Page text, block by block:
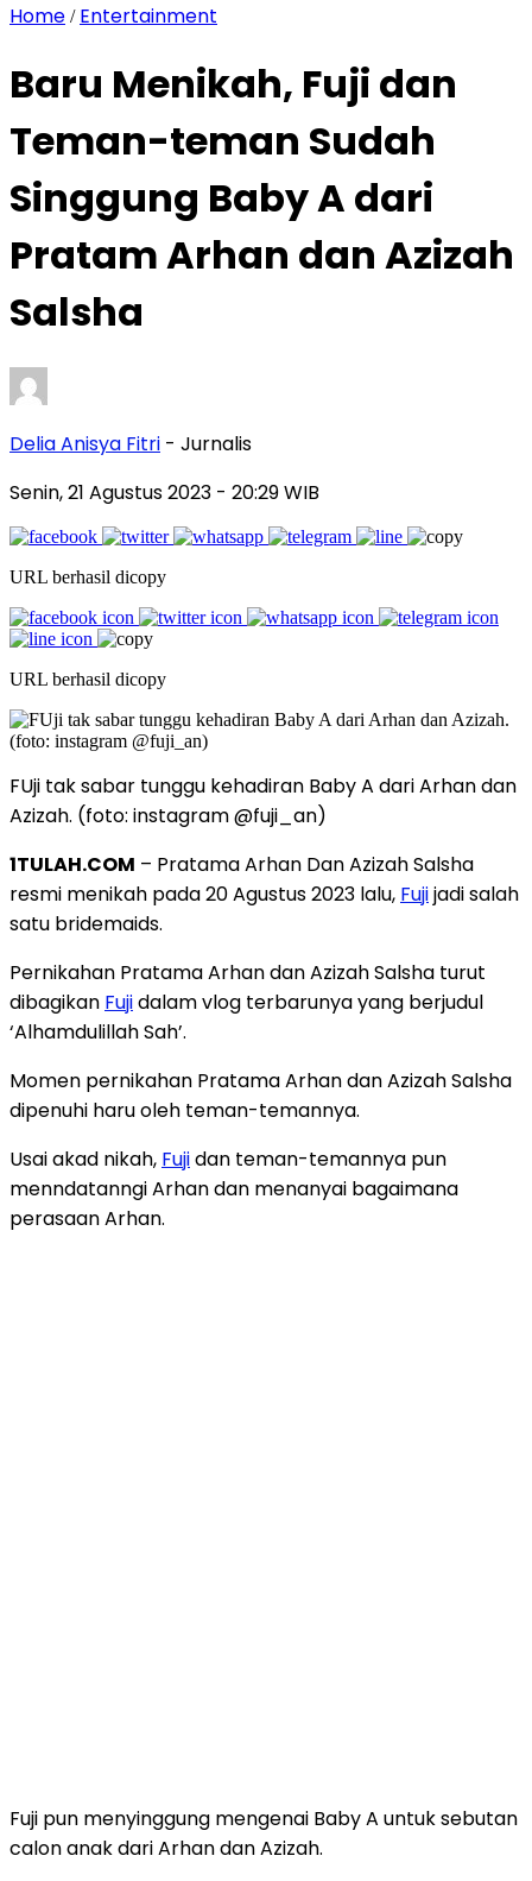
Home / Entertainment
Baru Menikah, Fuji dan
Teman-teman Sudah
Singgung Baby A dari
Pratam Arhan dan Azizah
Salsha
Delia Anisya Fitri - Jurnalis
Senin, 21 Agustus 2023 - 20:29 WIB
URL berhasil dicopy
URL berhasil dicopy
FUji tak sabar tunggu kehadiran Baby A dari Arhan dan
Azizah. (foto: instagram @fuji_an)
1TULAH.COM – Pratama Arhan Dan Azizah Salsha
resmi menikah pada 20 Agustus 2023 lalu, Fujijadi salah
satu bridemaids.
Pernikahan Pratama Arhan dan Azizah Salsha turut
dibagikan Fujidalam vlog terbarunya yang berjudul
‘Alhamdulillah Sah’.
Momen pernikahan Pratama Arhan dan Azizah Salsha
dipenuhi haru oleh teman-temannya.
Usai akad nikah, Fujidan teman-temannya pun
menndatanngi Arhan dan menanyai bagaimana
perasaan Arhan.
Fuji pun menyinggung mengenai Baby A untuk sebutan
calon anak dari Arhan dan Azizah.